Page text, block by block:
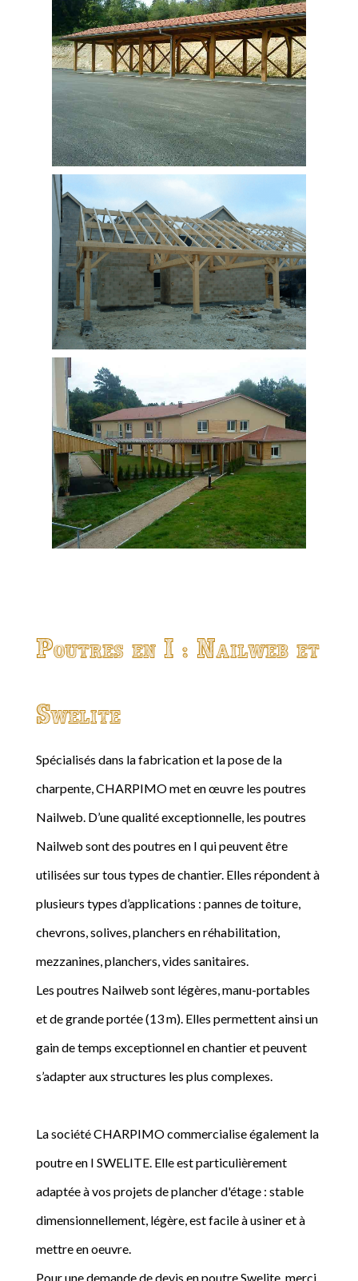
Poutres en I : Nailweb et
Swelite
Spécialisés dans la fabrication et la pose de la
charpente, CHARPIMO met en œuvre les poutres
Nailweb. D’une qualité exceptionnelle, les poutres
Nailweb sont des poutres en I qui peuvent être
utilisées sur tous types de chantier. Elles répondent à
plusieurs types d’applications : pannes de toiture,
chevrons, solives, planchers en réhabilitation,
mezzanines, planchers, vides sanitaires.
Les poutres Nailweb sont légères, manu-portables
et de grande portée (13 m). Elles permettent ainsi un
gain de temps exceptionnel en chantier et peuvent
s’adapter aux structures les plus complexes.
La société CHARPIMO commercialise également la
poutre en I SWELITE. Elle est particulièrement
adaptée à vos projets de plancher d'étage : stable
dimensionnellement, légère, est facile à usiner et à
mettre en oeuvre.
Pour une demande de devis en poutre Swelite, merci